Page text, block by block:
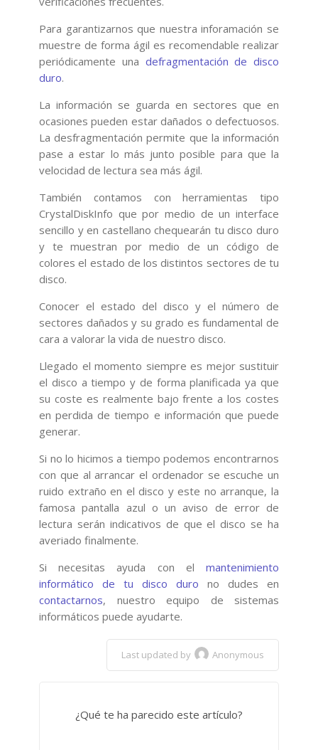
Para garantizarnos que nuestra inforamación se
muestre de forma ágil es recomendable realizar
periódicamente una defragmentación de disco
duro.
La información se guarda en sectores que en
ocasiones pueden estar dañados o defectuosos.
La desfragmentación permite que la información
pase a estar lo más junto posible para que la
velocidad de lectura sea más ágil.
También contamos con herramientas tipo
CrystalDiskInfo que por medio de un interface
sencillo y en castellano chequearán tu disco duro
y te muestran por medio de un código de
colores el estado de los distintos sectores de tu
disco.
Conocer el estado del disco y el número de
sectores dañados y su grado es fundamental de
cara a valorar la vida de nuestro disco.
Llegado el momento siempre es mejor sustituir
el disco a tiempo y de forma planificada ya que
su coste es realmente bajo frente a los costes
en perdida de tiempo e información que puede
generar.
Si no lo hicimos a tiempo podemos encontrarnos
con que al arrancar el ordenador se escuche un
ruido extraño en el disco y este no arranque, la
famosa pantalla azul o un aviso de error de
lectura serán indicativos de que el disco se ha
averiado finalmente.
Si necesitas ayuda con el mantenimiento
informático de tu disco duro no dudes en
contactarnos, nuestro equipo de sistemas
informáticos puede ayudarte.
Last updated by Anonymous
¿Qué te ha parecido este artículo?